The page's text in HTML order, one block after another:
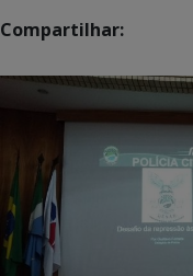
Compartilhar: